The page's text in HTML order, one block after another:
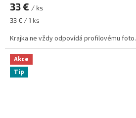
produktu
je
5,0
z
hvězdiček.
33 € / ks
Měrná
33 € / 1 ks
Krajka ne vždy odpovídá profilovému foto.
Akce
Tip